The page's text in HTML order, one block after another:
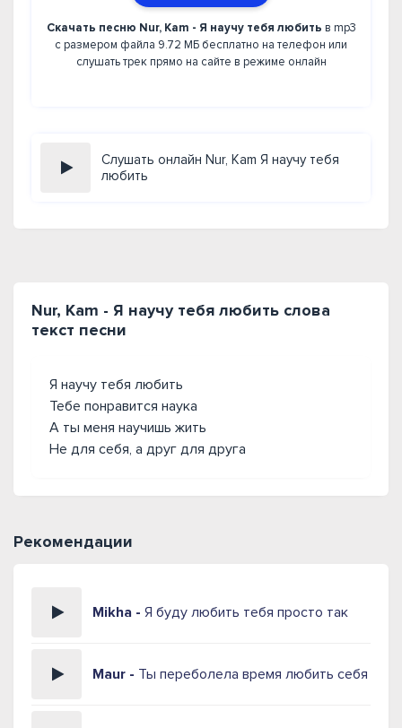
Скачать песню Nur, Kam - Я научу тебя любить в mp3
с размером файла 9.72 МБ бесплатно на телефон или
слушать трек прямо на сайте в режиме онлайн
Слушать онлайн Nur, Kam Я научу тебя
любить
Nur, Kam - Я научу тебя любить слова
текст песни
Я научу тебя любить
Тебе понравится наука
А ты меня научишь жить
Не для себя, а друг для друга
Рекомендации
Mikha - Я буду любить тебя просто так
Maur - Ты переболела время любить себя